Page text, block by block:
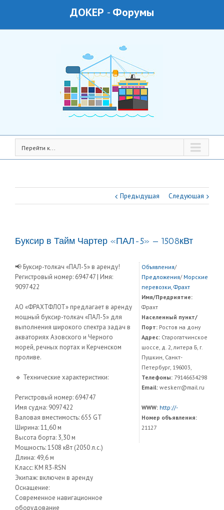
ДОКЕР - Форумы
Перейти к...
Предыдущая Следующая
Буксир в Тайм Чартер «ПАЛ-5» — 1508кВт
📢 Буксир-толкач «ПАЛ-5» в аренду!
Регистровый номер: 694747 | Имя:
9097422
АО «ФРАХТФЛОТ» предлагает в аренду
мощный буксир-толкач «ПАЛ-5» для
выполнения широкого спектра задач в
акваториях Азовского и Черного
морей, речных портах и Керченском
проливе.
🔹 Технические характеристики:
Регистровый номер: 694747
Имя судна: 9097422
Валовая вместимость: 655 GT
Ширина: 11,60 м
Высота борта: 3,30 м
Мощность: 1508 кВт (2050 л.с.)
Длина: 49,6 м
Класс: KM R3-RSN
Экипаж: включен в аренду
Оснащение:
Современное навигационное
оборудование
Объявления/
Предложения/ Морские
перевозки, Фрахт
Имя/Предриятие:
Фрахт
Населенный пункт/
Порт:Ростов на дону
Адрес:Старогатчинское
шоссе, д. 2, литера Б, г.
Пушкин, Санкт-
Петербург, 196003,
Телефоны:79146634298
Email:weskerr@mail.ru
WWW: http://-
Номер объявления:
21127